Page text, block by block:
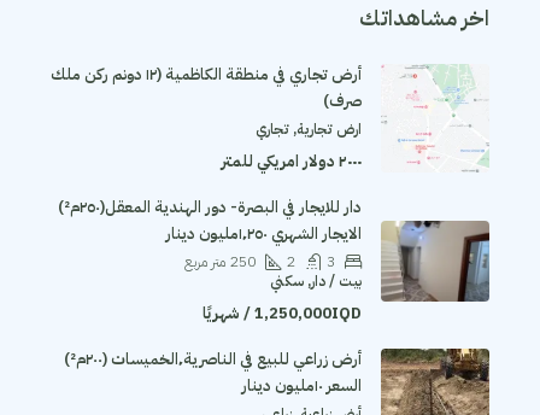
اخر مشاهداتك
أرض تجاري في منطقة الكاظمية (١٢ دونم ركن ملك
صرف)
ارض تجارية, تجاري
٢٠٠٠ دولار امريكي للمتر
دار للايجار في البصرة- دور الهندية المعقل(٢٥٠م²)
الايجار الشهري ١٬٢٥٠مليون دينار
3
2
250 متر مربع
بيت / دار, سكني
1,250,000IQD / شهريًا
أرض زراعي للبيع في الناصرية٬الخميسات (٢٠٠م²)
السعر ١٠مليون دينار